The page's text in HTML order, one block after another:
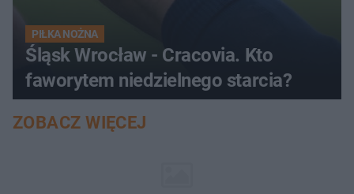
PIŁKA NOŻNA
Śląsk Wrocław - Cracovia. Kto
faworytem niedzielnego starcia?
ZOBACZ WIĘCEJ